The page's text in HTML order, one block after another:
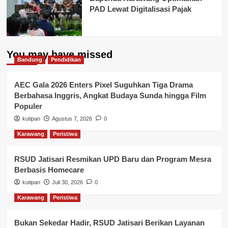
PAD Lewat Digitalisasi Pajak
You may have missed
Bandung Pendidikan
AEC Gala 2026 Enters Pixel Suguhkan Tiga Drama
Berbahasa Inggris, Angkat Budaya Sunda hingga Film
Populer
kutipan Agustus 7, 2026 0
Karawang Peristiwa
RSUD Jatisari Resmikan UPD Baru dan Program Mesra
Berbasis Homecare
kutipan Juli 30, 2026 0
Karawang Peristiwa
Bukan Sekedar Hadir, RSUD Jatisari Berikan Layanan